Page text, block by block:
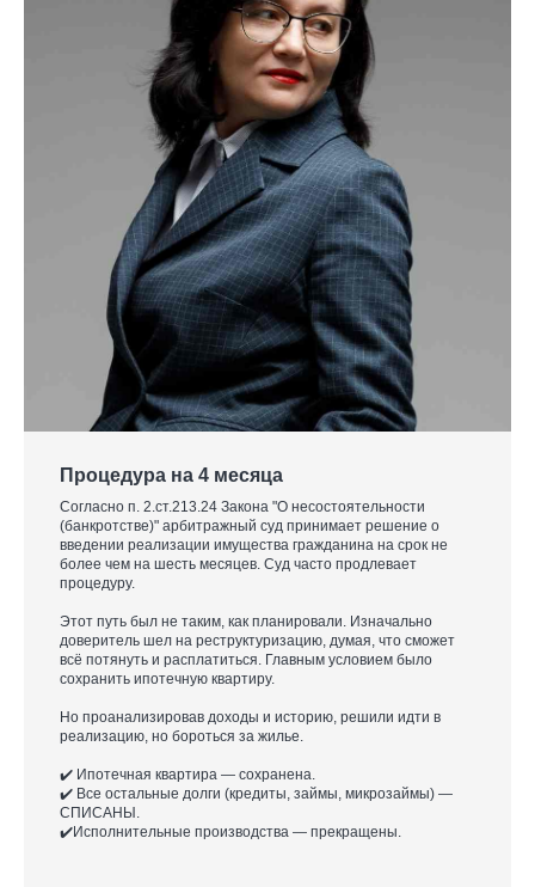
Процедура на 4 месяца
Согласно п. 2.ст.213.24 Закона "О несостоятельности
(банкротстве)" арбитражный суд принимает решение о
введении реализации имущества гражданина на срок не
более чем на шесть месяцев. Суд часто продлевает
процедуру.
Этот путь был не таким, как планировали. Изначально
доверитель шел на реструктуризацию, думая, что сможет
всё потянуть и расплатиться. Главным условием было
сохранить ипотечную квартиру.
Но проанализировав доходы и историю, решили идти в
реализацию, но бороться за жилье.
✔️ Ипотечная квартира — сохранена.
✔️ Все остальные долги (кредиты, займы, микрозаймы) —
СПИСАНЫ.
✔️Исполнительные производства — прекращены.